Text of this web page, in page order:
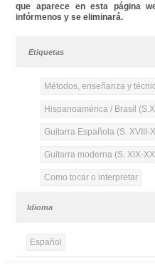
que aparece en esta página
infórmenos y se eliminará.
Etiquetas
Métodos, enseñanza y
Hispanoamérica / Brasil
Guitarra Española (S. XVIII-
Guitarra moderna (S. XIX-
Como tocar o interpretar
Idioma
Español